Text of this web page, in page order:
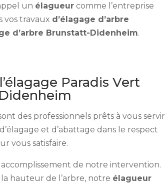
un élagueur comme l’entreprise
vos travaux d’élagage d’arbre
d’arbre Brunstatt-Didenheim.
Paradis Vert
des professionnels prêts à vous servir
et d’abattage dans le respect
vous satisfaire.
de notre intervention.
la hauteur de l’arbre, notre élagueur